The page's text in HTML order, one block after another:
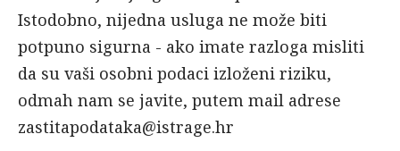
Istodobno, nijedna usluga ne može biti
potpuno sigurna - ako imate razloga misliti
da su vaši osobni podaci izloženi riziku,
odmah nam se javite, putem mail adrese
zastitapodataka@istrage.hr